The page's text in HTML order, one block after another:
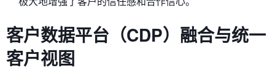
客户数据平台（CDP）融合与统一
客户视图